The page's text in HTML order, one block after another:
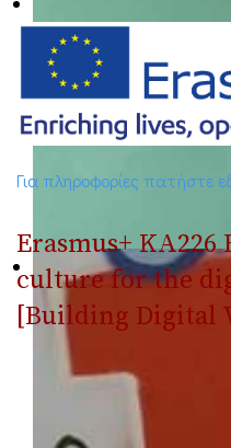
Για πληροφορίες πατήστε
Erasmus+
culture for the
[Building Digital